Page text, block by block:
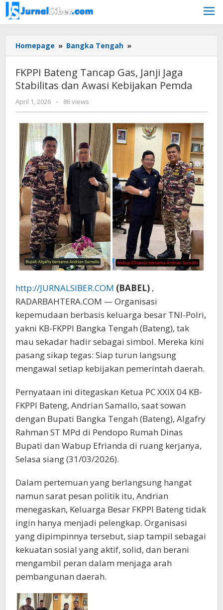
Skip
to
content
Homepage » Bangka Tengah »
Bateng
Gas,
Janji
Awasi
Kebijakan
Pemda
FKPPI Bateng Tancap Gas, Janji Jaga
Stabilitas dan Awasi Kebijakan Pemda
April 1, 2026
by
Budiyanto
- 86 views
http://JURNALSIBER.COM (BABEL) ,
RADARBAHTERA.COM — Organisasi
kepemudaan berbasis keluarga besar TNI-Polri,
yakni KB-FKPPI Bangka Tengah (Bateng), tak
mau sekadar hadir sebagai simbol. Mereka kini
pasang sikap tegas: Siap turun langsung
mengawal setiap kebijakan pemerintah daerah.
Pernyataan ini ditegaskan Ketua PC XXIX 04 KB-
FKPPI Bateng, Andrian Samallo, saat sowan
dengan Bupati Bangka Tengah (Bateng), Algafry
Rahman ST MPd di Pendopo Rumah Dinas
Bupati dan Wabup Efrianda di ruang kerjanya,
Selasa siang (31/03/2026).
Dalam pertemuan yang berlangsung hangat
namun sarat pesan politik itu, Andrian
menegaskan, Keluarga Besar FKPPI Bateng tidak
ingin hanya menjadi pelengkap. Organisasi
yang dipimpinnya tersebut, siap tampil sebagai
kekuatan sosial yang aktif, solid, dan berani
mengambil peran dalam menjaga arah
pembangunan daerah.